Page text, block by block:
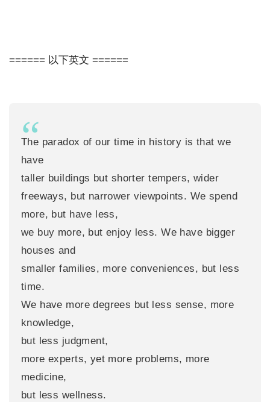
====== 以下英文 ======
The paradox of our time in history is that we
have
taller buildings but shorter tempers, wider
freeways, but narrower viewpoints. We spend
more, but have less,
we buy more, but enjoy less. We have bigger
houses and
smaller families, more conveniences, but less
time.
We have more degrees but less sense, more
knowledge,
but less judgment,
more experts, yet more problems, more
medicine,
but less wellness.